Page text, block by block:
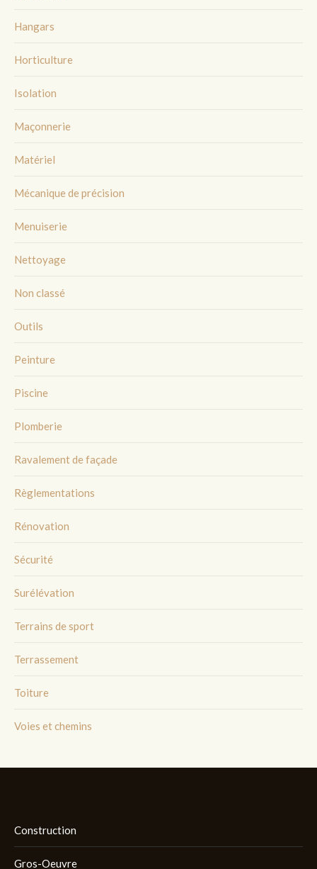
Hangars
Horticulture
Isolation
Maçonnerie
Matériel
Mécanique de précision
Menuiserie
Nettoyage
Non classé
Outils
Peinture
Piscine
Plomberie
Ravalement de façade
Règlementations
Rénovation
Sécurité
Surélévation
Terrains de sport
Terrassement
Toiture
Voies et chemins
Construction
Gros-Oeuvre